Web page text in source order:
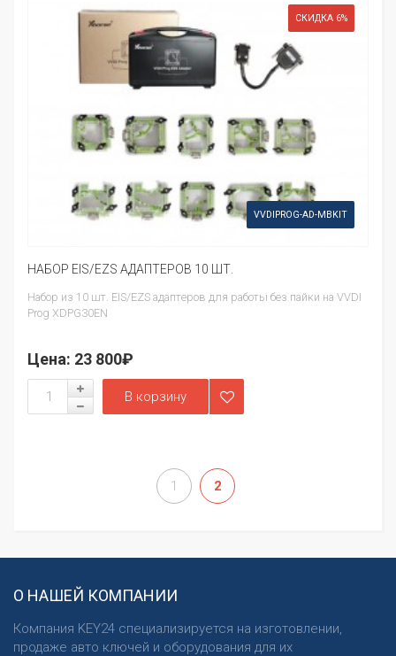
СКИДКА 6%
VVDIPROG-AD-MBKIT
НАБОР EIS/EZS АДАПТЕРОВ 10 ШТ.
Набор из 10 шт. EIS/EZS адаптеров для работы без пайки на VVDI
Prog XDPG30EN
Цена: 23 800₽
1 2
О НАШЕЙ КОМПАНИИ
Компания KEY24 специализируется на изготовлении,
продаже авто ключей и оборудования для их